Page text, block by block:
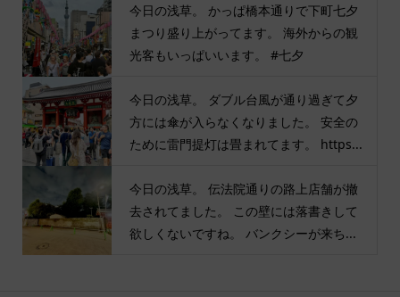
今日の浅草。 かっぱ橋本通りで下町七夕
まつり盛り上がってます。 海外からの観
光客もいっぱいいます。 #七夕
今日の浅草。 ダブル台風が通り過ぎて夕
方には傘が入らなくなりました。 安全の
ために雷門提灯は畳まれてます。 https...
今日の浅草。 伝法院通りの路上店舗が撤
去されてました。 この壁には落書きして
欲しくないですね。 バンクシーが来ち...